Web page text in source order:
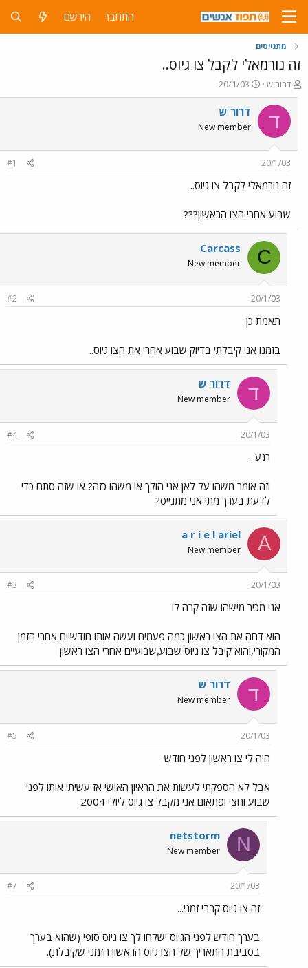
התחבר הירשם
מתגייסים
זה נורמאלי לקבל צו גיוס..
פ
ו
ת
ח
ה
ש
א
דרור ש
פ
ו
ר
ם
ר
20/1/03
ד דרור ש
New member
20/1/03
#1
זה נורמאלי לקבל צו גיוס..
שבוע אחרי הצו הראשון???
C
Carcass
New member
20/1/03
#2
תאמת כן..
בזמנו אני קיבלתי בדיוק שבוע אחרי את הצו גיוס..
ד דרור ש
New member
20/1/03
#4
רגע..
וזה אומר משהו על לאן אני הולך או משהו כזה? או שזה סתם כדי
לדעת בערך מתי אני מתגייס?
A
a r i e l ariel
New member
20/1/03
#3
אני מכיר מישהו שזה קרה לו
הוא דחה את הצו ראשון כמה פעמים ועשה אותו חודשיים אחרי הזמן
המקורי,והוא קיבל צו גיוס שבוע,שבועיים אחרי הצו ראשון
ד דרור ש
New member
20/1/03
#5
היה לי צו ראשון לפני חודש
אבל לא הספקתי לעשות את הראיון האישי אז עשיתי אותו לפני
שבוע וחצי ופתאום אני מקבל צו גיוס ליולי 2004
N
netstorm
New member
20/1/03
#7
זה צו גיוס קרבי זמני...
בערך חודש לפני הגיוס ישלחו לך צו גיוס סופי (שהוא בערך
בסביבת התאריך של הצו גיוס הראשון הזמני שקיבלת).